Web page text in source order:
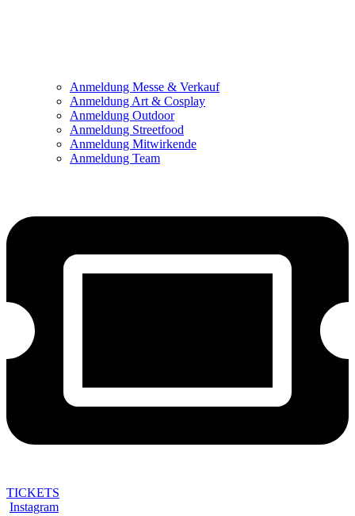
Anmeldung Messe & Verkauf
Anmeldung Art & Cosplay
Anmeldung Outdoor
Anmeldung Streetfood
Anmeldung Mitwirkende
Anmeldung Team
TICKETS
Instagram